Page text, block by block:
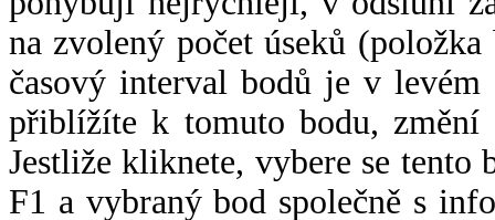
na zvolený počet úseků
časový interval bodů je v
přiblížíte k tomuto bodu,
Jestliže kliknete, vybere se tento
F1 a vybraný bod společně s